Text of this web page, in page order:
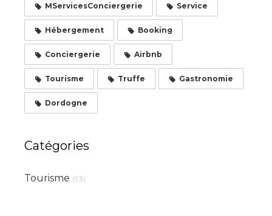
MServicesConciergerie Service
Hébergement Booking
Conciergerie Airbnb
Tourisme Truffe Gastronomie
Dordogne
Catégories
Tourisme (93)